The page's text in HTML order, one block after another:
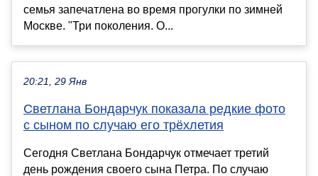
семья запечатлена во время прогулки по зимней
Москве. "Три поколения. О...
20:21, 29 Янв
Светлана Бондарчук показала редкие фото
с сыном по случаю его трёхлетия
Сегодня Светлана Бондарчук отмечает третий
день рождения своего сына Петра. По случаю